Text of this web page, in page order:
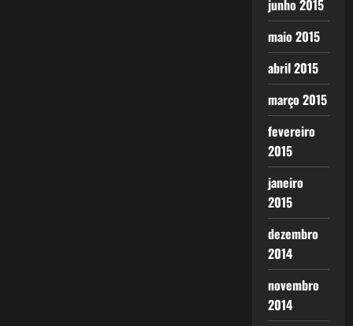
junho 2015
maio 2015
abril 2015
março 2015
fevereiro
2015
janeiro
2015
dezembro
2014
novembro
2014